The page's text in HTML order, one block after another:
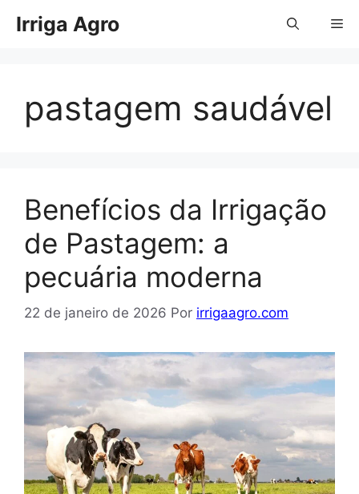
paraIrriga Agro
pastagem saudável
Benefícios da Irrigação
de Pastagem: a
pecuária moderna
22 de janeiro de 2026 Por irrigaagro.com